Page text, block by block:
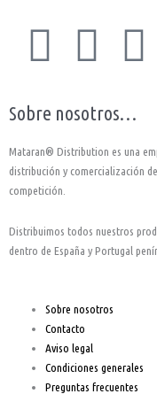
F
c
e
b
o
o
k
I
s
t
a
g
r
a
Y
u
t
u
b
Sobre nosotros…
Mataran® Distribution es una
distribución y comercialización
competición.
Distribuimos todos nuestros
dentro de España y Portugal
Sobre nosotros
Contacto
Aviso legal
Condiciones generales
Preguntas frecuentes